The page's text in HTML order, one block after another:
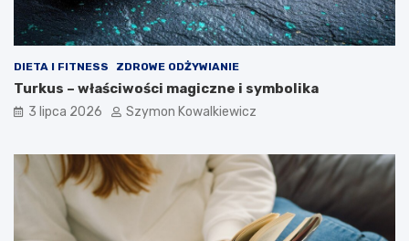
DIETA I FITNESS ZDROWE ODŻYWIANIE
Turkus – właściwości magiczne i symbolika
3 lipca 2026 Szymon Kowalkiewicz